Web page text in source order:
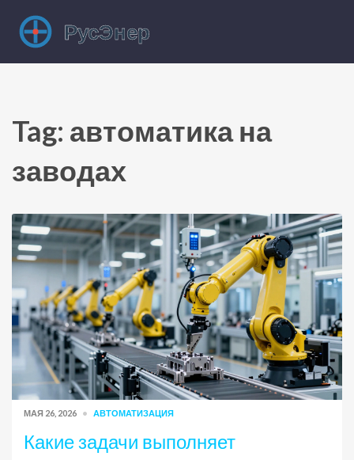
Tag: автоматика на
заводах
МАЯ 26, 2026 АВТОМАТИЗАЦИЯ
Какие задачи выполняет